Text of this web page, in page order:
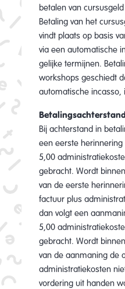
betalen van
Betaling van het
vindt plaats op basis
via een automatische
gelijke termijnen.
workshops geschiedt
automatische incasso,
Bij achterstand in
een eerste
5,00
gebracht. Wordt
van de eerste
factuur plus
dan volgt een
5,00
gebracht. Wordt
van de aanmaning de
administratiekosten
vordering uit handen